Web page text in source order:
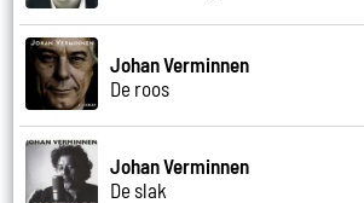
Johan Verminnen
De roos
Johan Verminnen
De slak